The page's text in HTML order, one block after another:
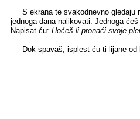
S ekrana te svakodnevno gledaju
jednoga dana nalikovati. Jednoga
Napisat ću: Hoćeš li pronaći svoje
Dok spavaš, isplest ću ti lijane od